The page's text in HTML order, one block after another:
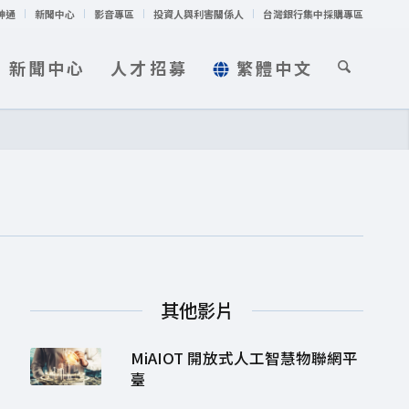
通 新聞中心 影音專區 投資人與利害關係人 台灣銀行集中採購專區
新聞中心 人才招募 繁體中文
其他影片
MiAIOT 開放式人工智慧物聯網平
臺